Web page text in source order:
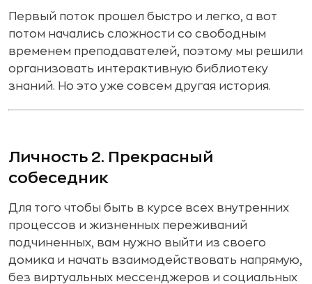
Первый поток прошел быстро и легко, а вот
потом начались сложности со свободным
временем преподавателей, поэтому мы решили
организовать интерактивную библиотеку
знаний. Но это уже совсем другая история.
Личность 2. Прекрасный
собеседник
Для того чтобы быть в курсе всех внутренних
процессов и жизненных переживаний
подчиненных, вам нужно выйти из своего
домика и начать взаимодействовать напрямую,
без виртуальных мессенджеров и социальных